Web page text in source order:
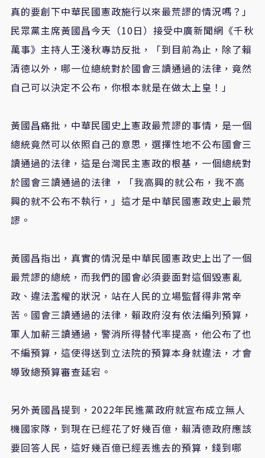
真的要創下中華民國憲政施行以來最荒謬的情況嗎？」
民眾黨主席黃國昌今天（10日）接受中廣新聞網《千秋
萬事》主持人王淺秋專訪反批，「到目前為止，除了賴
清德以外，哪一位總統對於國會三讀通過的法律，竟然
自己可以決定不公布，你根本就是在做太上皇！」
黃國昌痛批，中華民國史上憲政最荒謬的事情，是一個
總統竟然可以依照自己的意思，選擇性地不公布國會三
讀通過的法律，這是台灣民主憲政的根基，一個總統對
於國會三讀通過的法律 ， 「我高興的就公布，我不高
興的就不公布不執行， 」 這才是中華民國憲政史上最荒
謬。
黃國昌指出，真實的情況是中華民國憲政史上出了一個
最荒謬的總統，而我們的國會必須要面對這個毀憲亂
政、違法濫權的狀況，站在人民的立場監督得非常辛
苦。國會三讀通過的法律，賴政府沒有依法編列預算，
軍人加薪三讀通過，警消所得替代率提高，他公布了也
不編預算，這使得送到立法院的預算本身就違法，才會
導致總預算審查延宕。
另外黃國昌提到， 2022年民進黨政府就宣布成立無人
機國家隊，到現在已經花了好幾百億，賴清德政府應該
要回答人民，這好幾百億已經丟進去的預算，錢到哪